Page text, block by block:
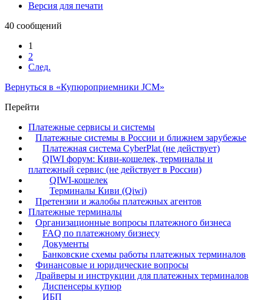
Версия для печати
40 сообщений
1
2
След.
Вернуться в «Купюроприемники JCM»
Перейти
Платежные сервисы и системы
Платежные системы в России и ближнем зарубежье
Платежная система CyberPlat (не действует)
QIWI форум: Киви-кошелек, терминалы и
платежный сервис (не действует в России)
QIWI-кошелек
Терминалы Киви (Qiwi)
Претензии и жалобы платежных агентов
Платежные терминалы
Организационные вопросы платежного бизнеса
FAQ по платежному бизнесу
Документы
Банковские схемы работы платежных терминалов
Финансовые и юридические вопросы
Драйверы и инструкции для платежных терминалов
Диспенсеры купюр
ИБП